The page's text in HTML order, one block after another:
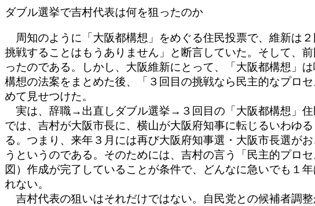
ダブル選挙で吉村代表は何を狙ったのか
周知のように「大阪都構想」をめぐる住民投票で、維新は
挑戦することはもうありません」と断言していた。そして、
ったのである。しかし、大阪維新にとって、「大阪都構想」
構想の法案をまとめた後、「３回目の挑戦なら民主的なプロ
めて見せつけた。
実は、辞職→出直しダブル選挙→３回目の「大阪都構想」住
では、吉村が大阪市長に、横山が大阪府知事に転じるいわゆ
る。つまり、来年３月には再び大阪府知事選・大阪市長選が
うというのである。そのためには、吉村の言う「民主的プロ
図）作成が完了していることが条件で、どんなに急いでも１
れない。
吉村代表の狙いはそれだけではない。自民党との候補者調